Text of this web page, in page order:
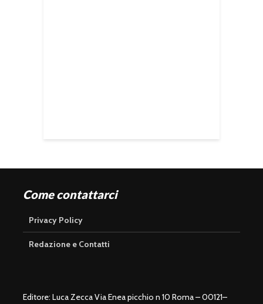
Come contattarci
Privacy Policy
Redazione e Contatti
Editore: Luca Zecca Via Enea picchio n 10 Roma – 00121–